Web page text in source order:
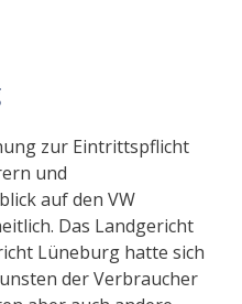
zur Eintrittspflicht
und
auf den VW
Das Landgericht
Lüneburg hatte sich
der Verbraucher